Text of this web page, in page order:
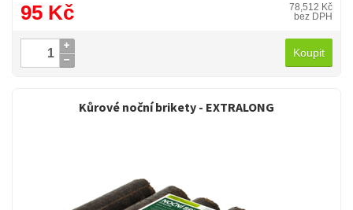
95 Kč
78,512 Kč
bez DPH
Koupit
Kůrové noční brikety - EXTRALONG